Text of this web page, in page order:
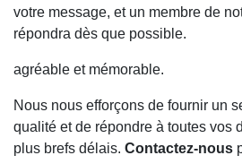
votre message, et un membre de
répondra dès que possible.
agréable et mémorable.
Nous nous efforçons de fournir un
qualité et de répondre à toutes vos
plus brefs délais. Contactez-nous